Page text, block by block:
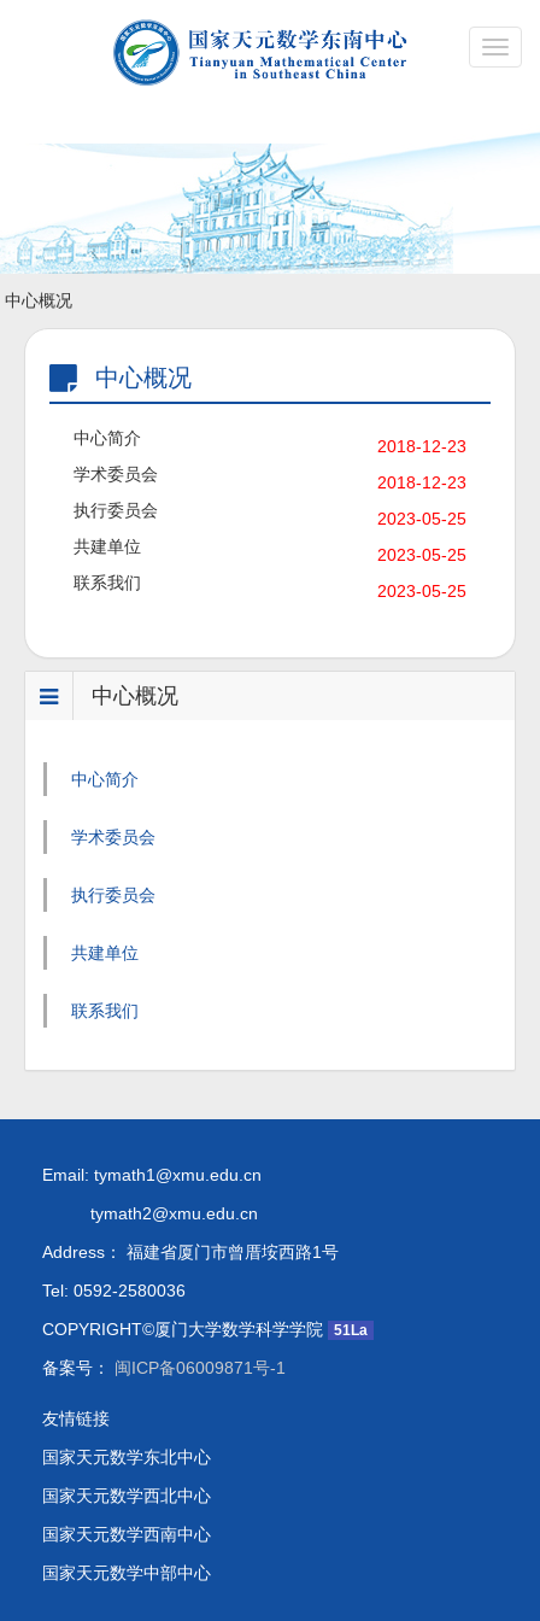
中心概况
中心概况
中心简介
2018-12-23
学术委员会
2018-12-23
执行委员会
2023-05-25
共建单位
2023-05-25
联系我们
2023-05-25
中心概况
中心简介
学术委员会
执行委员会
共建单位
联系我们
Email: tymath1@xmu.edu.cn
tymath2@xmu.edu.cn
Address： 福建省厦门市曾厝垵西路1号
Tel: 0592-2580036
COPYRIGHT©厦门大学数学科学学院
51La
备案号： 闽ICP备06009871号-1
友情链接
国家天元数学东北中心
国家天元数学西北中心
国家天元数学西南中心
国家天元数学中部中心